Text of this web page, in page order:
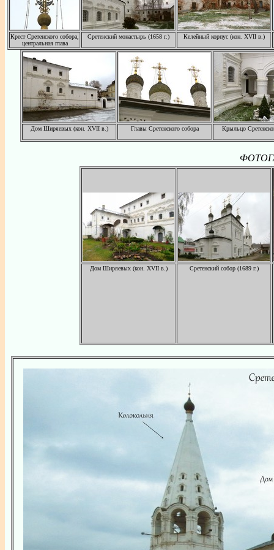
Крест Сретенского собора,
центральная глава
Сретенский монастырь (1658 г.) Келейный корпус (кон. XVII в.)
Дом Ширяевых (кон. XVII в.) Главы Сретенского собора Крыльцо
Дом Ширяевых (кон. XVII в.) Сретенский собор (1689 г.)